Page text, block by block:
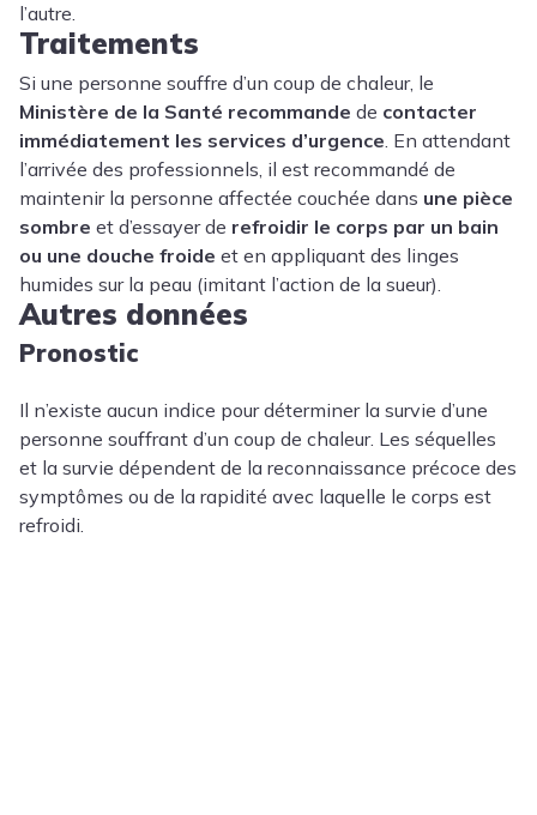
l’autre.
Traitements
Si une personne souffre d’un coup de chaleur, le
Ministère de la Santé recommande de contacter
immédiatement les services d’urgence. En attendant
l’arrivée des professionnels, il est recommandé de
maintenir la personne affectée couchée dans une pièce
sombre et d’essayer de refroidir le corps par un bain
ou une douche froide et en appliquant des linges
humides sur la peau (imitant l’action de la sueur).
Autres données
Pronostic
Il n’existe aucun indice pour déterminer la survie d’une
personne souffrant d’un coup de chaleur. Les séquelles
et la survie dépendent de la reconnaissance précoce des
symptômes ou de la rapidité avec laquelle le corps est
refroidi.